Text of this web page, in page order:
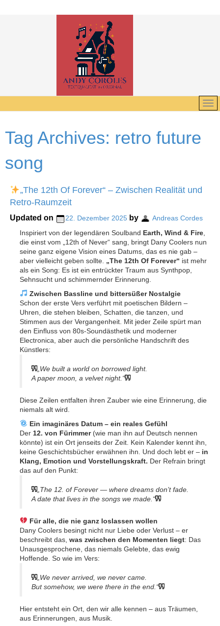
Tag Archives: retro future
song
„The 12th Of Forever“ – Zwischen Realität und
Retro-Raumzeit
Updated on 22. Dezember 2025 by
Andreas Cordes
Inspiriert von der legendären Soulband Earth, Wind & Fire
die einst vom „12th of Never“ sang, bringt Dany Coolers nun
seine ganz eigene Vision eines Datums, das es nie gab –
aber vielleicht geben sollte. „The 12th Of Forever“ ist mehr
als ein Song: Es ist ein entrückter Traum aus Synthpop,
Sehnsucht und schimmernder Erinnerung.
Zwischen Bassline und bittersüßer Nostalgie
Schon der erste Vers verführt mit poetischen Bildern –
Uhren, die stehen bleiben, Schatten, die tanzen, und
Stimmen aus der Vergangenheit. Mit jeder Zeile spürt man
den Einfluss von 80s-Soundästhetik und moderner
Electronica, aber auch die persönliche Handschrift des
Künstlers:
„We built a world on borrowed light.
A paper moon, a velvet night.“
Diese Zeilen entfalten ihren Zauber wie eine Erinnerung, die
niemals alt wird.
Ein imaginäres Datum – ein reales Gefühl
Der 12. von Fürimmer(wie man ihn auf Deutsch nennen
könnte) ist ein Ort jenseits der Zeit. Kein Kalender kennt ihn,
keine Geschichtsbücher erwähnen ihn. Und doch lebt er – in
Klang, Emotion und Vorstellungskraft. Der Refrain bringt
das auf den Punkt:
„The 12. of Forever — where dreams don’t fade.
A date that lives in the songs we made.“
Für alle, die nie ganz loslassen wollen
Dany Coolers besingt nicht nur Liebe oder Verlust – er
beschreibt das, was zwischen den Momenten liegt: Das
Unausgesprochene, das niemals Gelebte, das ewig
Hoffende. So wie im Vers:
„We never arrived, we never came.
But somehow, we were there in the end.“
Hier entsteht ein Ort, den wir alle kennen – aus Träumen,
aus Erinnerungen, aus Musik.